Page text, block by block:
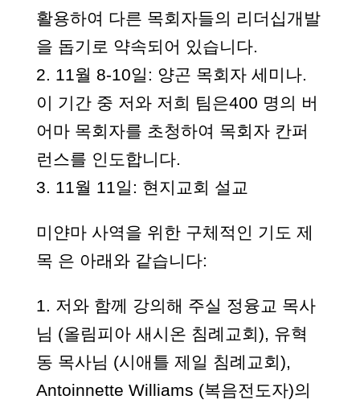
활용하여 다른 목회자들의 리더십개발
을 돕기로 약속되어 있습니다.
2. 11월 8-10일: 양곤 목회자 세미나.
이 기간 중 저와 저희 팀은400 명의 버
어마 목회자를 초청하여 목회자 칸퍼
런스를 인도합니다.
3. 11월 11일: 현지교회 설교
미얀마 사역을 위한 구체적인 기도 제
목 은 아래와 같습니다:
1. 저와 함께 강의해 주실 정융교 목사
님 (올림피아 새시온 침례교회), 유혁
동 목사님 (시애틀 제일 침례교회),
Antoinnette Williams (복음전도자)의